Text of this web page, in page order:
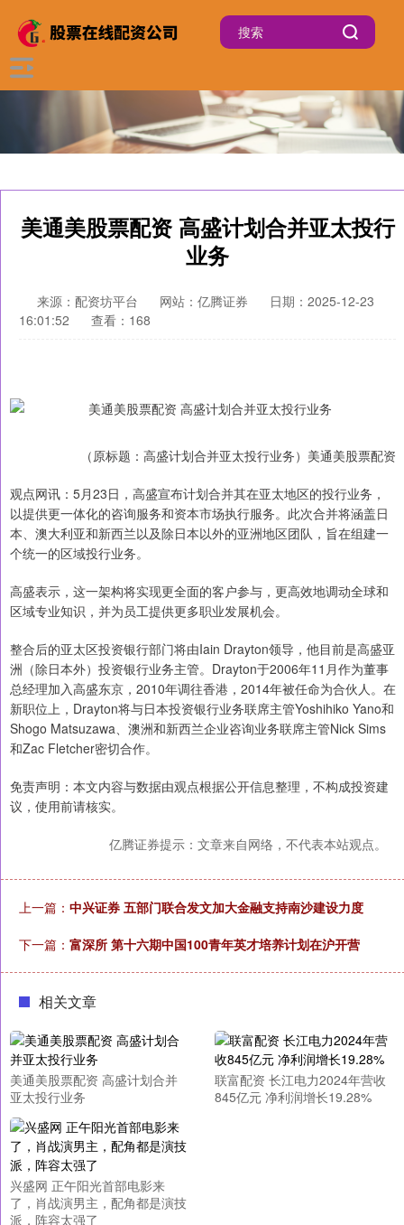
美通美股票配资 高盛计划合并亚太投行
业务
来源：配资坊平台 网站：亿腾证券
日期：2025-12-23
16:01:52
查看：168
（原标题：高盛计划合并亚太投行业务）美通美股票配资
观点网讯：5月23日，高盛宣布计划合并其在亚太地区的投行业务，
以提供更一体化的咨询服务和资本市场执行服务。此次合并将涵盖日
本、澳大利亚和新西兰以及除日本以外的亚洲地区团队，旨在组建一
个统一的区域投行业务。
高盛表示，这一架构将实现更全面的客户参与，更高效地调动全球和
区域专业知识，并为员工提供更多职业发展机会。
整合后的亚太区投资银行部门将由Iain Drayton领导，他目前是高盛亚
洲（除日本外）投资银行业务主管。Drayton于2006年11月作为董事
总经理加入高盛东京，2010年调往香港，2014年被任命为合伙人。在
新职位上，Drayton将与日本投资银行业务联席主管Yoshihiko Yano和
Shogo Matsuzawa、澳洲和新西兰企业咨询业务联席主管Nick Sims
和Zac Fletcher密切合作。
免责声明：本文内容与数据由观点根据公开信息整理，不构成投资建
议，使用前请核实。
亿腾证券提示：文章来自网络，不代表本站观点。
上一篇： 中兴证券 五部门联合发文加大金融支持南沙建设力度
下一篇： 富深所 第十六期中国100青年英才培养计划在沪开营
相关文章
美通美股票配资 高盛计划合并
亚太投行业务
联富配资 长江电力2024年营收
845亿元 净利润增长19.28%
兴盛网 正午阳光首部电影来
了，肖战演男主，配角都是演技
派，阵容太强了